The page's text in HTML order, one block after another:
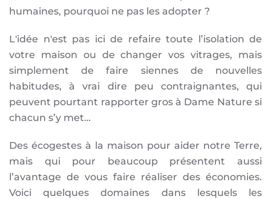
humaines, pourquoi ne pas les adopter ?
L'idée n'est pas ici de refaire toute l’isolation de
votre maison ou de changer vos vitrages, mais
simplement de faire siennes de nouvelles
habitudes, à vrai dire peu contraignantes, qui
peuvent pourtant rapporter gros à Dame Nature si
chacun s’y met…
Des écogestes à la maison pour aider notre Terre,
mais qui pour beaucoup présentent aussi
l’avantage de vous faire réaliser des économies.
Voici quelques domaines dans lesquels les